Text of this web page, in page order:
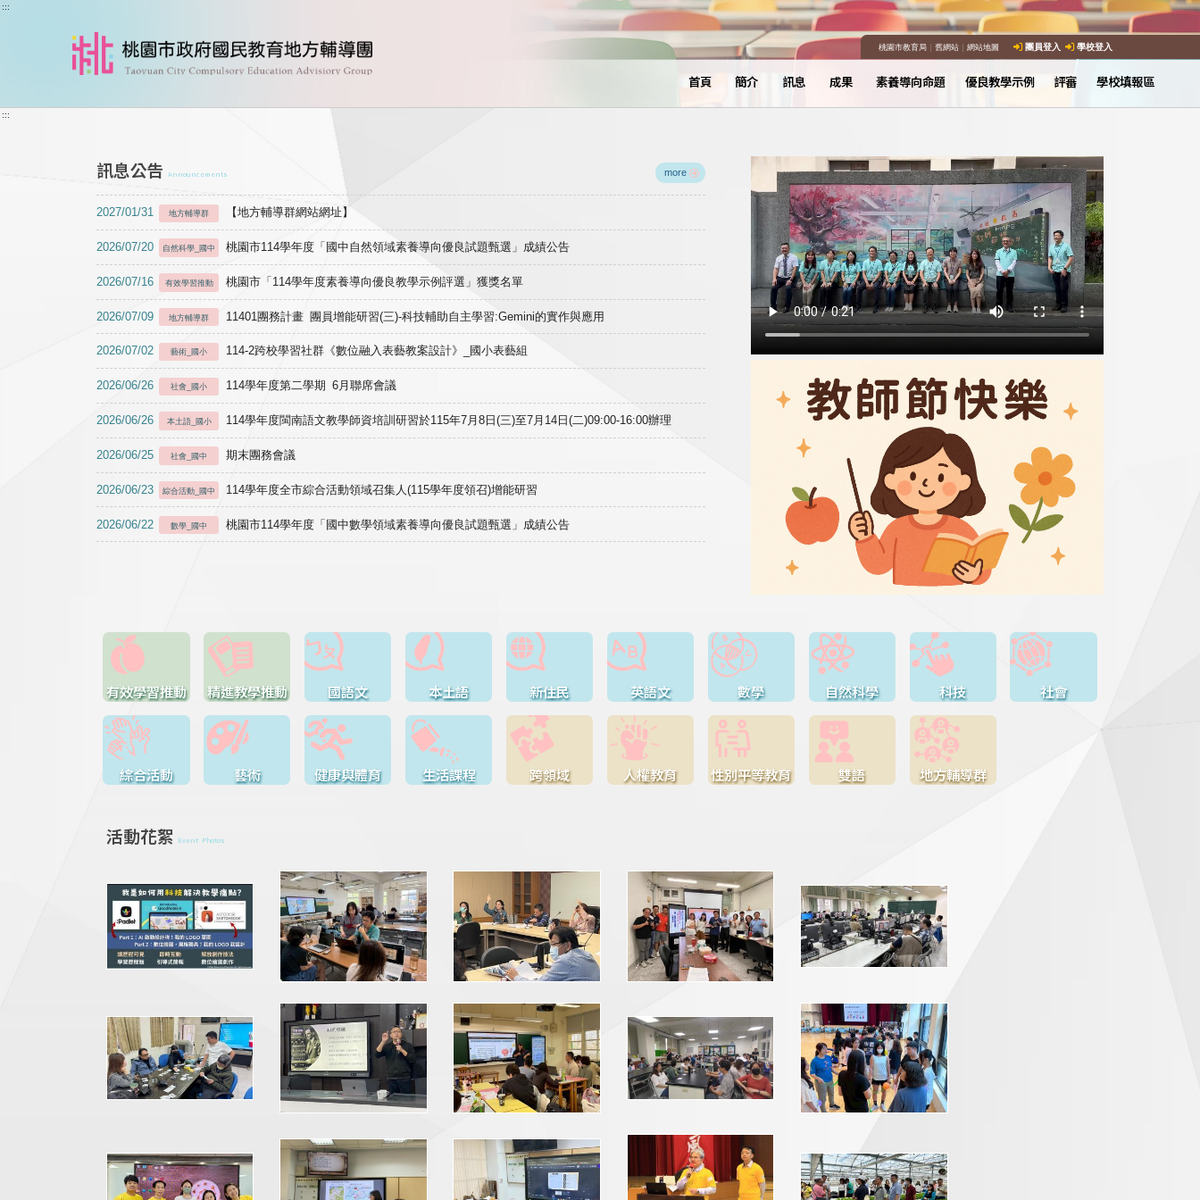
跳到主要內容
:::
桃園市教育局｜ 舊網站｜ 網站地圖 團員登入 學校登入
首頁 簡介 訊息 成果 素養導向命題 優良教學示例 評審 學校填報區
:::
訊息公告 Announcements more
2027/01/31 地方輔導群 【地方輔導群網站網址】
2026/07/20 自然科學_國中 桃園市114學年度「國中自然領域素養導向優良試題甄選」成績公告
2026/07/16 有效學習推動 桃園市「114學年度素養導向優良教學示例評選」獲獎名單
2026/07/09 地方輔導群 11401團務計畫 團員增能研習(三)-科技輔助自主學習:Gemini的實作與應用
2026/07/02 藝術_國小 114-2跨校學習社群《數位融入表藝教案設計》_國小表藝組
2026/06/26 社會_國小 114學年度第二學期 6月聯席會議
2026/06/26 本土語_國小 114學年度閩南語文教學師資培訓研習於115年7月8日(三)至7月14日(二)09:00-16:00辦理
2026/06/25 社會_國中 期末團務會議
2026/06/23 綜合活動_國中 114學年度全市綜合活動領域召集人(115學年度領召)增能研習
2026/06/22 數學_國中 桃園市114學年度「國中數學領域素養導向優良試題甄選」成績公告
有效學習推動 精進教學推動 國語文 本土語 新住民 英語文 數學 自然科學 科技 社會
綜合活動 藝術 健康與體育 生活課程 跨領域 人權教育 性別平等教育 雙語 地方輔導群
活動花絮 Event Photos